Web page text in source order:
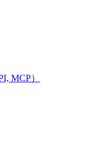
MCP）